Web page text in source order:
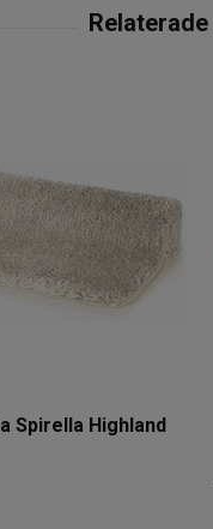
Spirella Highland